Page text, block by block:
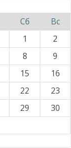
Сб
Вс
1
2
8
9
15
16
22
23
29
30